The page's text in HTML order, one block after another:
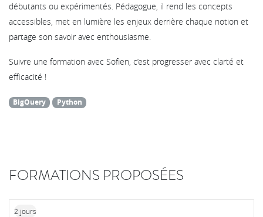
débutants ou expérimentés. Pédagogue, il rend les concepts
accessibles, met en lumière les enjeux derrière chaque notion et
partage son savoir avec enthousiasme.
Suivre une formation avec Sofien, c’est progresser avec clarté et
efficacité !
BigQuery Python
FORMATIONS PROPOSÉES
2 jours